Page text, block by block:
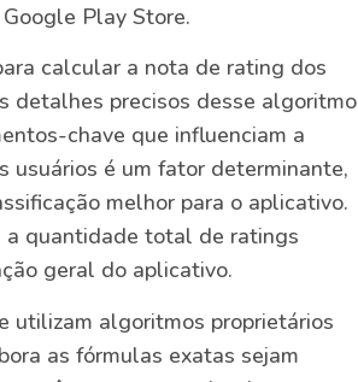
Play Store.
calcular a nota de rating dos
detalhes precisos desse algoritmo
chave que influenciam a
usuários é um fator determinante,
melhor para o aplicativo.
a quantidade total de ratings
geral do aplicativo.
utilizam algoritmos proprietários
as fórmulas exatas sejam